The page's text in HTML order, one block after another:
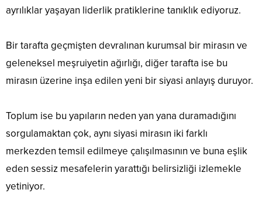
ayrılıklar yaşayan liderlik pratiklerine tanıklık ediyoruz.
Bir tarafta geçmişten devralınan kurumsal bir mirasın ve
geleneksel meşruiyetin ağırlığı, diğer tarafta ise bu
mirasın üzerine inşa edilen yeni bir siyasi anlayış duruyor.
Toplum ise bu yapıların neden yan yana duramadığını
sorgulamaktan çok, aynı siyasi mirasın iki farklı
merkezden temsil edilmeye çalışılmasının ve buna eşlik
eden sessiz mesafelerin yarattığı belirsizliği izlemekle
yetiniyor.